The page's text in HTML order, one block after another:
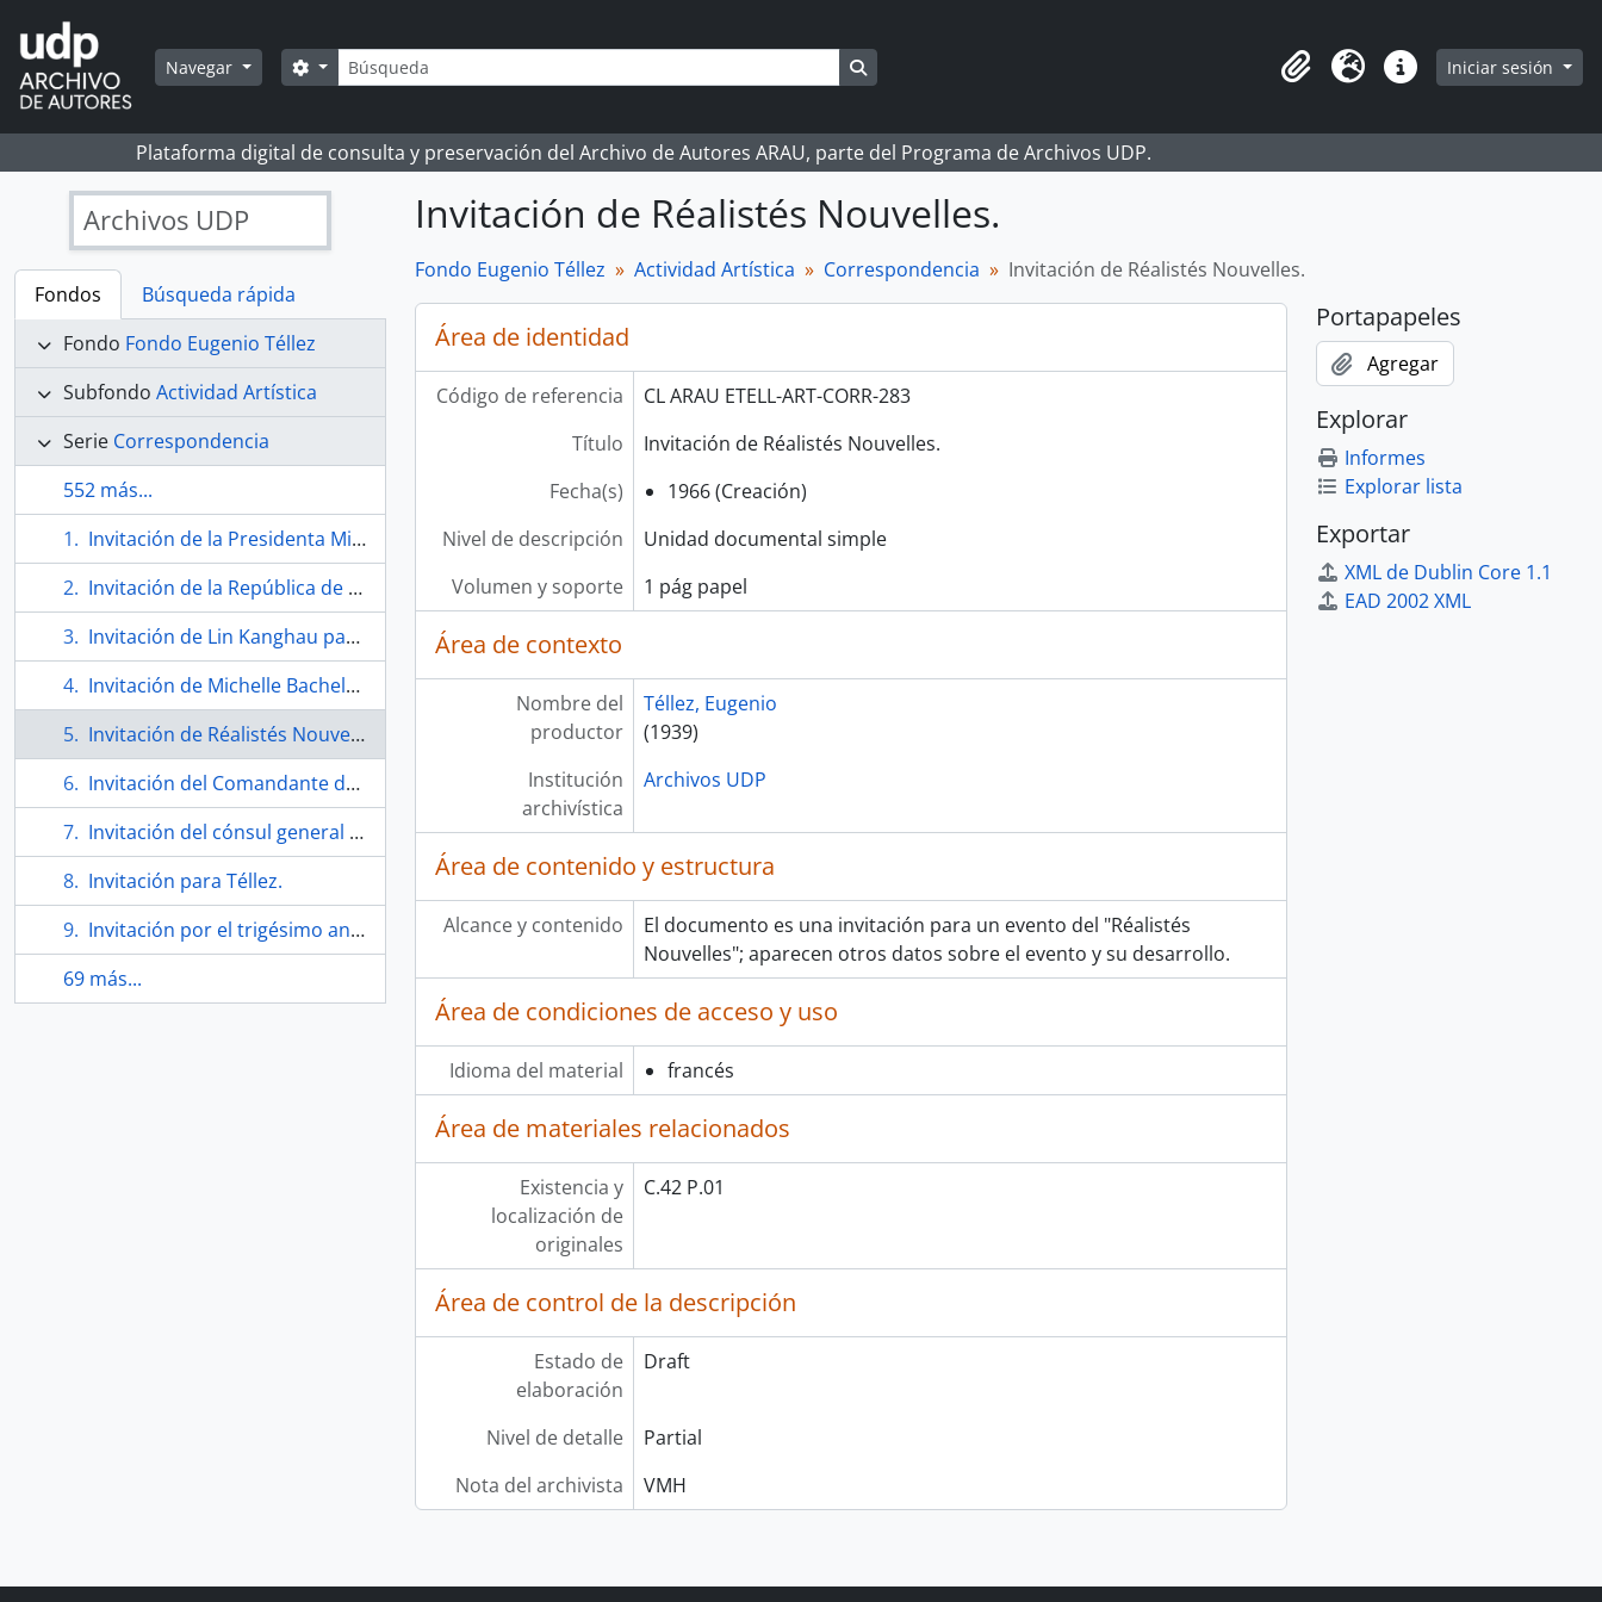
Skip to main content
Navegar Búsqueda
Search options
Portapapeles
Idioma Enlaces rápidos
Iniciar sesión
Plataforma digital de consulta y preservación del Archivo de Autores ARAU, parte del Programa de Archivos UDP.
Archivos UDP
Fondos
Búsqueda rápida
Fondo Fondo Eugenio Téllez
Subfondo Actividad Artística
Serie Correspondencia
552 más...
Invitación de la Presidenta Michelle Bachelet a Eugenio Téllez
Invitación de la República de Nicaragua.
Invitación de Lin Kanghau para Téllez.
Invitación de Michelle Bachelet para Eugenio Téllez.
Invitación de Réalistés Nouvelles.
Invitación del Comandante de la revolución Daniel Ortega.
Invitación del cónsul general de Nicaragua.
Invitación para Téllez.
Invitación por el trigésimo aniversario del día de la liberación.
69 más...
Invitación de Réalistés Nouvelles.
Fondo Eugenio Téllez Actividad Artística Correspondencia Invitación de Réalistés Nouvelles.
Área de identidad
Código de referencia
CL ARAU ETELL-ART-CORR-283
Título
Invitación de Réalistés Nouvelles.
Fecha(s)
1966 (Creación)
Nivel de descripción
Unidad documental simple
Volumen y soporte
1 pág papel
Área de contexto
Nombre del
productor
Téllez, Eugenio
(1939)
Institución
archivística
Archivos UDP
Área de contenido y estructura
Alcance y contenido
El documento es una invitación para un evento del "Réalistés
Nouvelles"; aparecen otros datos sobre el evento y su desarrollo.
Área de condiciones de acceso y uso
Idioma del material francés
Área de materiales relacionados
Existencia y
localización de
originales
C.42 P.01
Área de control de la descripción
Estado de
elaboración
Draft
Nivel de detalle
Partial
Nota del archivista
VMH
Portapapeles
Agregar
Explorar
Informes
Explorar lista
Exportar
XML de Dublin Core 1.1
EAD 2002 XML